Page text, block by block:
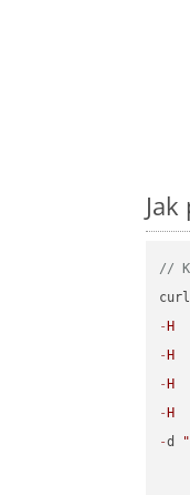
//
curl
- H
- H
- H
- H
-d